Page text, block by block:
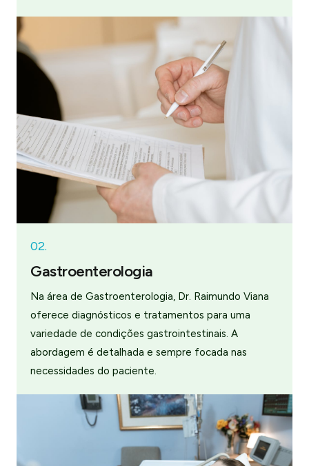
02.
Gastroenterologia
Na área de Gastroenterologia, Dr. Raimundo Viana
oferece diagnósticos e tratamentos para uma
variedade de condições gastrointestinais. A
abordagem é detalhada e sempre focada nas
necessidades do paciente.